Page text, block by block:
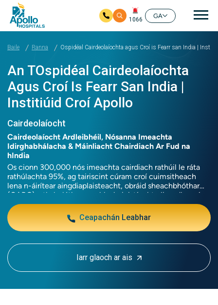
1066
GA
Baile Ranna Ospidéal Cairdeolaíochta agus Croí is Fearr san India |
An TOspidéal Cairdeolaíochta
Agus Croí Is Fearr San India |
Institiúid Croí Apollo
Cairdeolaíocht
Cairdeolaíocht Ardleibhéil, Nósanna Imeachta
Idirghabhálacha & Máinliacht Chairdiach Ar Fud na
hIndia
Os cionn 300,000 nós imeachta cairdiach rathúil le ráta
rathúlachta 95%, ag tairiscint cúram croí cuimsitheach
lena n-áirítear aingdiaplaisteacht, obráid sheachbhóthar
(CABG), athsholáthar comhla, bainistíocht cliseadh croí,
agus seirbhísí trasphlandaithe croí chun cinn ar fud an
líonra cúraim chairdiach is mó san India.
Ceapachán Leabhar
Iarr glaoch ar ais